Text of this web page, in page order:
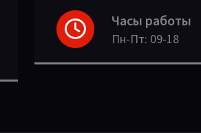
Часы работы
Пн-Пт: 09-18